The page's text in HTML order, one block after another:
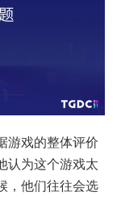
游戏的整体评价
认为这个游戏太
，他们往往会选